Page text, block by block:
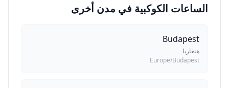
الساعات الكوكبية في مدن أخرى
Budapest
هنغاريا
Europe/Budapest